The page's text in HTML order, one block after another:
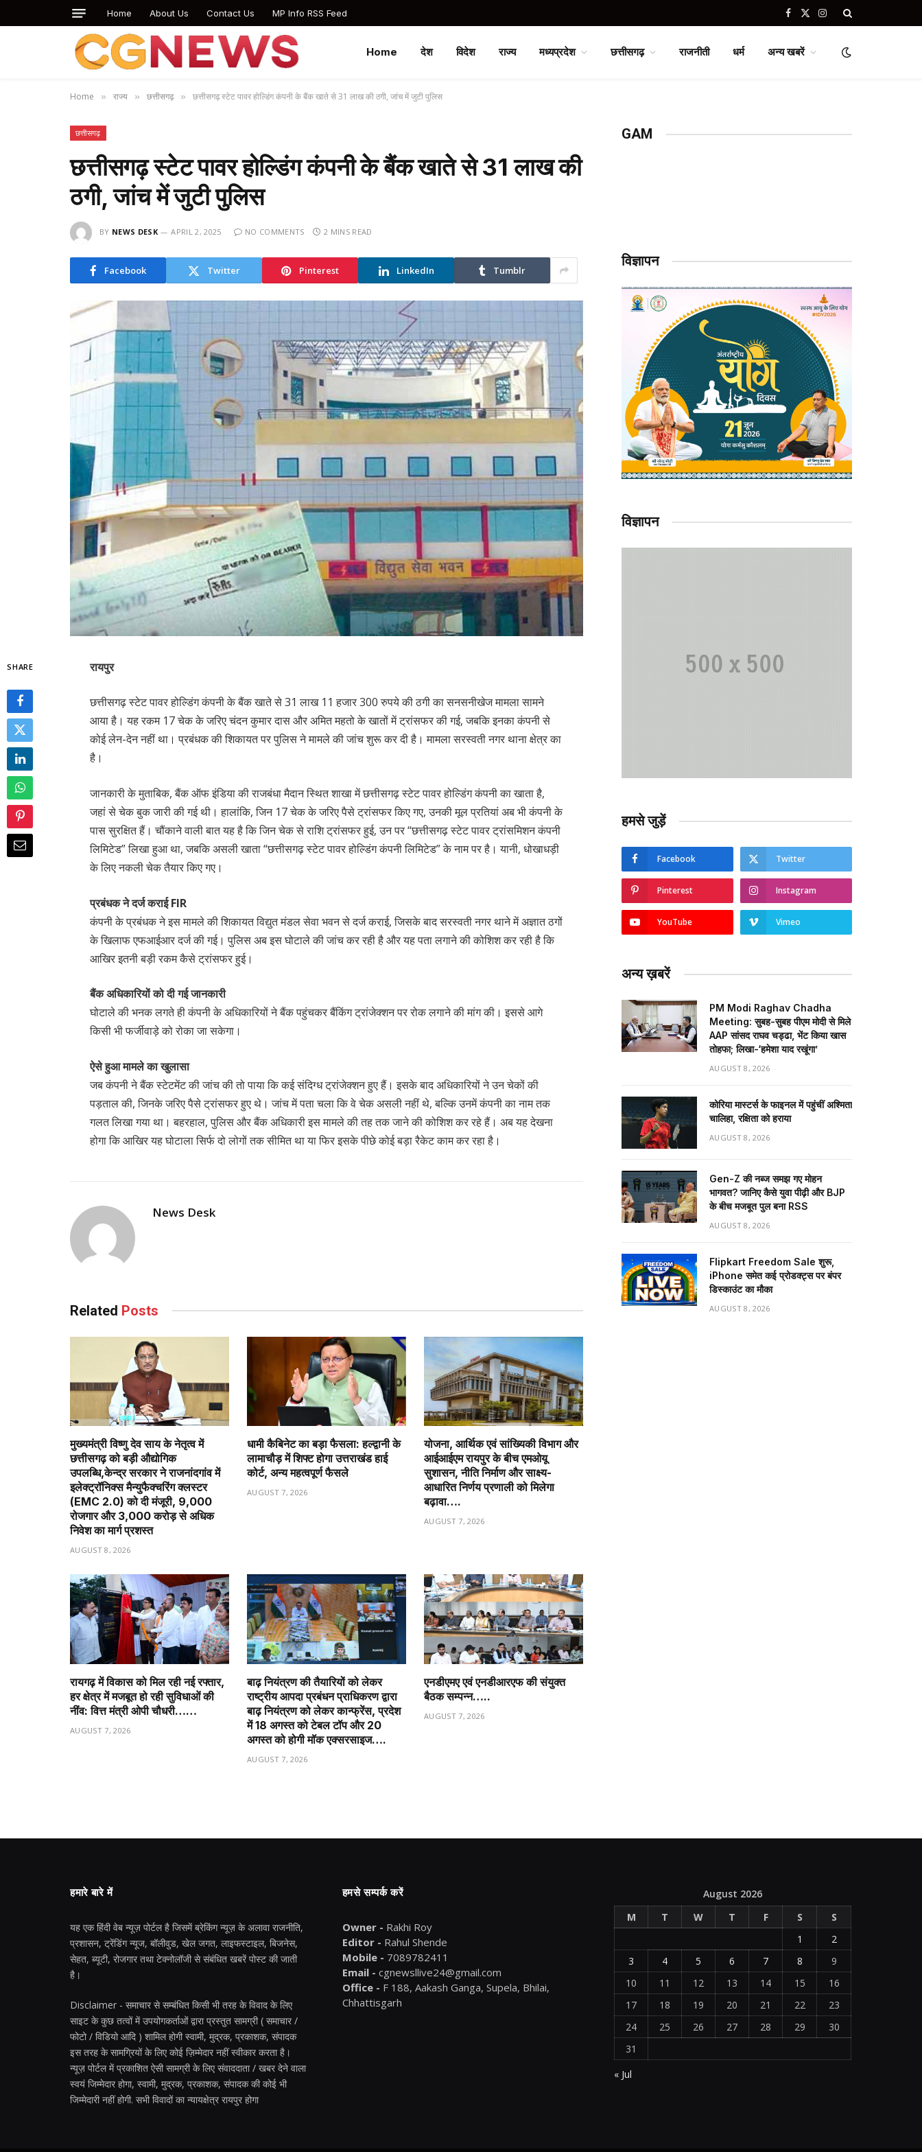
Home About Us Contact Us MP Info RSS Feed Facebook
X
Instagram
Home देश विदेश राज्य मध्यप्रदेश छत्तीसगढ़ राजनीती धर्म अन्य खबरें
Home » राज्य » छत्तीसगढ़ » छत्तीसगढ़ स्टेट पावर होल्डिंग कंपनी के बैंक खाते से 31 लाख की ठगी, जांच में जुटी पुलिस
छत्तीसगढ़
छत्तीसगढ़ स्टेट पावर होल्डिंग कंपनी के बैंक खाते से 31 लाख की
ठगी, जांच में जुटी पुलिस
BY NEWS DESK APRIL 2, 2025 NO COMMENTS 2 MINS READ
Facebook Twitter Pinterest LinkedIn Tumblr
SHARE रायपुर
छत्तीसगढ़ स्टेट पावर होल्डिंग कंपनी के बैंक खाते से 31 लाख 11 हजार 300 रुपये की ठगी का सनसनीखेज मामला सामने
आया है। यह रकम 17 चेक के जरिए चंदन कुमार दास और अमित महतो के खातों में ट्रांसफर की गई, जबकि इनका कंपनी से
कोई लेन-देन नहीं था। प्रबंधक की शिकायत पर पुलिस ने मामले की जांच शुरू कर दी है। मामला सरस्वती नगर थाना क्षेत्र का
है।
जानकारी के मुताबिक, बैंक ऑफ इंडिया की राजबंधा मैदान स्थित शाखा में छत्तीसगढ़ स्टेट पावर होल्डिंग कंपनी का खाता है,
जहां से चेक बुक जारी की गई थी। हालांकि, जिन 17 चेक के जरिए पैसे ट्रांसफर किए गए, उनकी मूल प्रतियां अब भी कंपनी के
पास सुरक्षित हैं। चौंकाने वाली बात यह है कि जिन चेक से राशि ट्रांसफर हुई, उन पर “छत्तीसगढ़ स्टेट पावर ट्रांसमिशन कंपनी
लिमिटेड” लिखा हुआ था, जबकि असली खाता “छत्तीसगढ़ स्टेट पावर होल्डिंग कंपनी लिमिटेड” के नाम पर है। यानी, धोखाधड़ी
के लिए नकली चेक तैयार किए गए।
प्रबंधक ने दर्ज कराई FIR
कंपनी के प्रबंधक ने इस मामले की शिकायत विद्युत मंडल सेवा भवन से दर्ज कराई, जिसके बाद सरस्वती नगर थाने में अज्ञात ठगों
के खिलाफ एफआईआर दर्ज की गई। पुलिस अब इस घोटाले की जांच कर रही है और यह पता लगाने की कोशिश कर रही है कि
आखिर इतनी बड़ी रकम कैसे ट्रांसफर हुई।
बैंक अधिकारियों को दी गई जानकारी
घोटाले की भनक लगते ही कंपनी के अधिकारियों ने बैंक पहुंचकर बैंकिंग ट्रांजेक्शन पर रोक लगाने की मांग की। इससे आगे
किसी भी फर्जीवाड़े को रोका जा सकेगा।
ऐसे हुआ मामले का खुलासा
जब कंपनी ने बैंक स्टेटमेंट की जांच की तो पाया कि कई संदिग्ध ट्रांजेक्शन हुए हैं। इसके बाद अधिकारियों ने उन चेकों की
पड़ताल की, जिनके जरिए पैसे ट्रांसफर हुए थे। जांच में पता चला कि वे चेक असली नहीं थे, बल्कि उनमें कंपनी का नाम तक
गलत लिखा गया था। बहरहाल, पुलिस और बैंक अधिकारी इस मामले की तह तक जाने की कोशिश कर रहे हैं। अब यह देखना
होगा कि आखिर यह घोटाला सिर्फ दो लोगों तक सीमित था या फिर इसके पीछे कोई बड़ा रैकेट काम कर रहा है।
News Desk
Related Posts
मुख्यमंत्री विष्णु देव साय के नेतृत्व में
छत्तीसगढ़ को बड़ी औद्योगिक
उपलब्धि,केन्द्र सरकार ने राजनांदगांव में
इलेक्ट्रॉनिक्स मैन्युफैक्चरिंग क्लस्टर
(EMC 2.0) को दी मंजूरी, 9,000
रोजगार और ₹3,000 करोड़ से अधिक
निवेश का मार्ग प्रशस्त
AUGUST 8, 2026
धामी कैबिनेट का बड़ा फैसला: हल्द्वानी के
लामाचौड़ में शिफ्ट होगा उत्तराखंड हाई
कोर्ट, अन्य महत्वपूर्ण फैसले
AUGUST 7, 2026
योजना, आर्थिक एवं सांख्यिकी विभाग और
आईआईएम रायपुर के बीच एमओयू
सुशासन, नीति निर्माण और साक्ष्य-
आधारित निर्णय प्रणाली को मिलेगा
बढ़ावा….
AUGUST 7, 2026
रायगढ़ में विकास को मिल रही नई रफ्तार,
हर क्षेत्र में मजबूत हो रही सुविधाओं की
नींव: वित्त मंत्री ओपी चौधरी……
AUGUST 7, 2026
बाढ़ नियंत्रण की तैयारियों को लेकर
राष्ट्रीय आपदा प्रबंधन प्राधिकरण द्वारा
बाढ़ नियंत्रण को लेकर कान्फ्रेंस, प्रदेश
में 18 अगस्त को टेबल टॉप और 20
अगस्त को होगी मॉक एक्सरसाइज….
AUGUST 7, 2026
एनडीएमए एवं एनडीआरएफ की संयुक्त
बैठक सम्पन्न…..
AUGUST 7, 2026
GAM
विज्ञापन
विज्ञापन
हमसे जुड़ें
Facebook Twitter
Pinterest Instagram
YouTube Vimeo
अन्य ख़बरें
PM Modi Raghav Chadha
Meeting: सुबह-सुबह पीएम मोदी से मिले
AAP सांसद राघव चड्ढा, भेंट किया खास
तोहफा; लिखा-‘हमेशा याद रखूंगा’
AUGUST 8, 2026
कोरिया मास्टर्स के फाइनल में पहुंचीं अश्मिता
चालिहा, रक्षिता को हराया
AUGUST 8, 2026
Gen-Z की नब्ज समझ गए मोहन
भागवत? जानिए कैसे युवा पीढ़ी और BJP
के बीच मजबूत पुल बना RSS
AUGUST 8, 2026
Flipkart Freedom Sale शुरू,
iPhone समेत कई प्रोडक्ट्स पर बंपर
डिस्काउंट का मौका
AUGUST 8, 2026
हमारे बारे में
यह एक हिंदी वेब न्यूज़ पोर्टल है जिसमें ब्रेकिंग न्यूज़ के अलावा राजनीति,
प्रशासन, ट्रेंडिंग न्यूज, बॉलीवुड, खेल जगत, लाइफस्टाइल, बिजनेस,
सेहत, ब्यूटी, रोजगार तथा टेक्नोलॉजी से संबंधित खबरें पोस्ट की जाती
है।
Disclaimer - समाचार से सम्बंधित किसी भी तरह के विवाद के लिए
साइट के कुछ तत्वों में उपयोगकर्ताओं द्वारा प्रस्तुत सामग्री ( समाचार /
फोटो / विडियो आदि ) शामिल होगी स्वामी, मुद्रक, प्रकाशक, संपादक
इस तरह के सामग्रियों के लिए कोई ज़िम्मेदार नहीं स्वीकार करता है।
न्यूज़ पोर्टल में प्रकाशित ऐसी सामग्री के लिए संवाददाता / खबर देने वाला
स्वयं जिम्मेदार होगा, स्वामी, मुद्रक, प्रकाशक, संपादक की कोई भी
जिम्मेदारी नहीं होगी. सभी विवादों का न्यायक्षेत्र रायपुर होगा
हमसे सम्पर्क करें
Owner - Rakhi Roy
Editor - Rahul Shende
Mobile - 7089782411
Email - cgnewsllive24@gmail.com
Office - F 188, Aakash Ganga, Supela, Bhilai,
Chhattisgarh
August 2026
M
T W T F S
S
1
2
3
4 5 6 7 8
9
10
11 12 13 14 15
16
17
18 19 20 21 22
23
24
25 26 27 28 29
30
31
« Jul